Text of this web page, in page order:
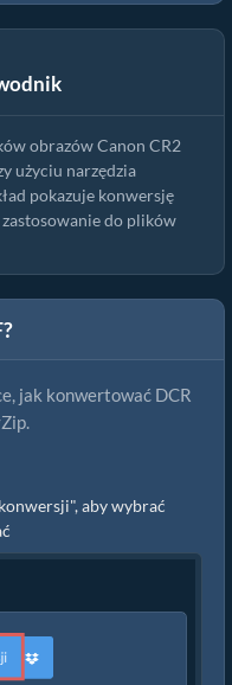
darmo
obrazów Canon CR2
użyciu narzędzia
pokazuje konwersję
zastosowanie do plików
jak konwertować DCR
aby wybrać